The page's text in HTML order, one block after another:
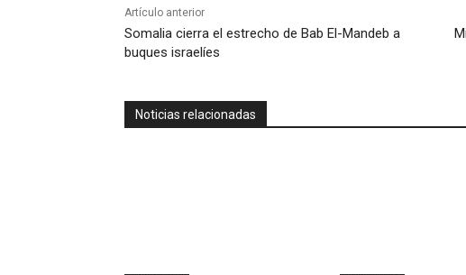
Artículo anterior
Somalia cierra el estrecho de Bab El-Mandeb a
buques israelíes
Noticias relacionadas